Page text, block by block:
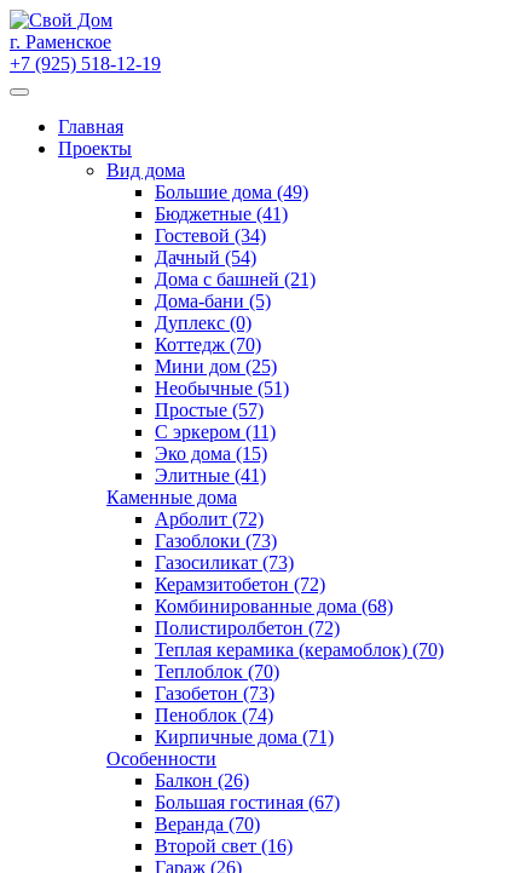
Skip
to
content
г. Раменское
+7 (925) 518-12-19
Главная
Проекты
Вид дома
Большие дома (49)
Бюджетные (41)
Гостевой (34)
Дачный (54)
Дома с башней (21)
Дома-бани (5)
Дуплекс (0)
Коттедж (70)
Мини дом (25)
Необычные (51)
Простые (57)
С эркером (11)
Эко дома (15)
Элитные (41)
Каменные дома
Арболит (72)
Газоблоки (73)
Газосиликат (73)
Керамзитобетон (72)
Комбинированные дома (68)
Полистиролбетон (72)
Теплая керамика (керамоблок) (70)
Теплоблок (70)
Газобетон (73)
Пеноблок (74)
Кирпичные дома (71)
Особенности
Балкон (26)
Большая гостиная (67)
Веранда (70)
Второй свет (16)
Гараж (26)